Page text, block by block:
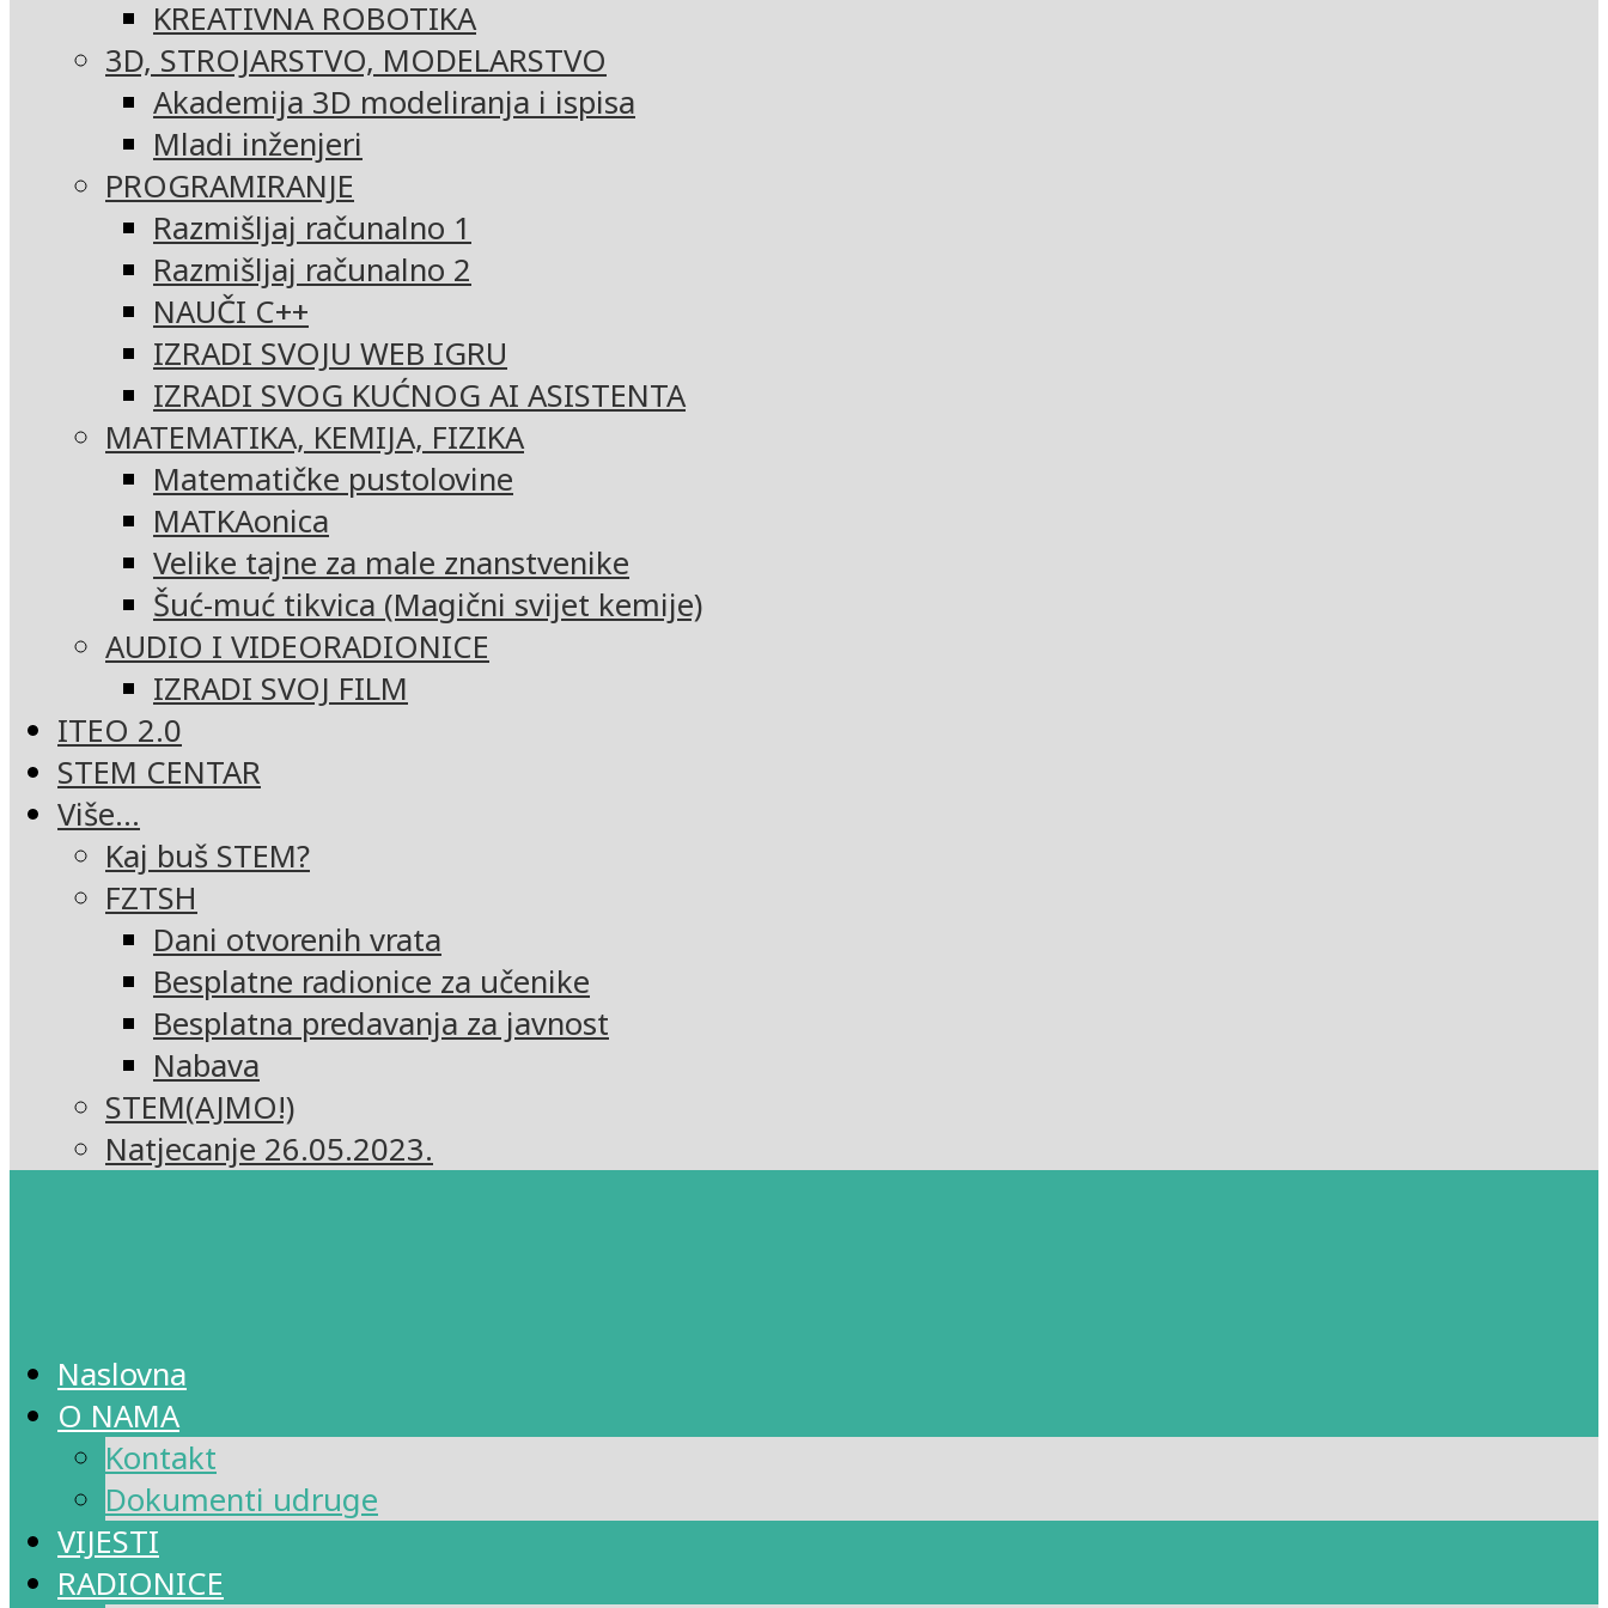
KREATIVNA ROBOTIKA
3D, STROJARSTVO, MODELARSTVO
Akademija 3D modeliranja i ispisa
Mladi inženjeri
PROGRAMIRANJE
Razmišljaj računalno 1
Razmišljaj računalno 2
NAUČI C++
IZRADI SVOJU WEB IGRU
IZRADI SVOG KUĆNOG AI ASISTENTA
MATEMATIKA, KEMIJA, FIZIKA
Matematičke pustolovine
MATKAonica
Velike tajne za male znanstvenike
Šuć-muć tikvica (Magični svijet kemije)
AUDIO I VIDEORADIONICE
IZRADI SVOJ FILM
ITEO 2.0
STEM CENTAR
Više…
Kaj buš STEM?
FZTSH
Dani otvorenih vrata
Besplatne radionice za učenike
Besplatna predavanja za javnost
Nabava
STEM(AJMO!)
Natjecanje 26.05.2023.
Naslovna
O NAMA
Kontakt
Dokumenti udruge
VIJESTI
RADIONICE